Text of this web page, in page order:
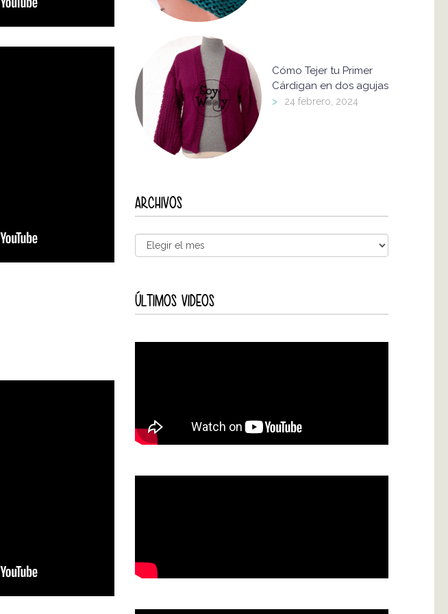
Cómo Tejer tu Primer
Cárdigan en dos agujas
> 24 febrero, 2024
ARCHIVOS
ÚLTIMOS VIDEOS